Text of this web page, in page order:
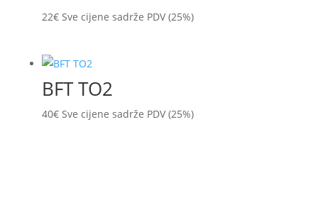
22€ Sve cijene sadrže PDV (25%)
BFT TO2
40€ Sve cijene sadrže PDV (25%)